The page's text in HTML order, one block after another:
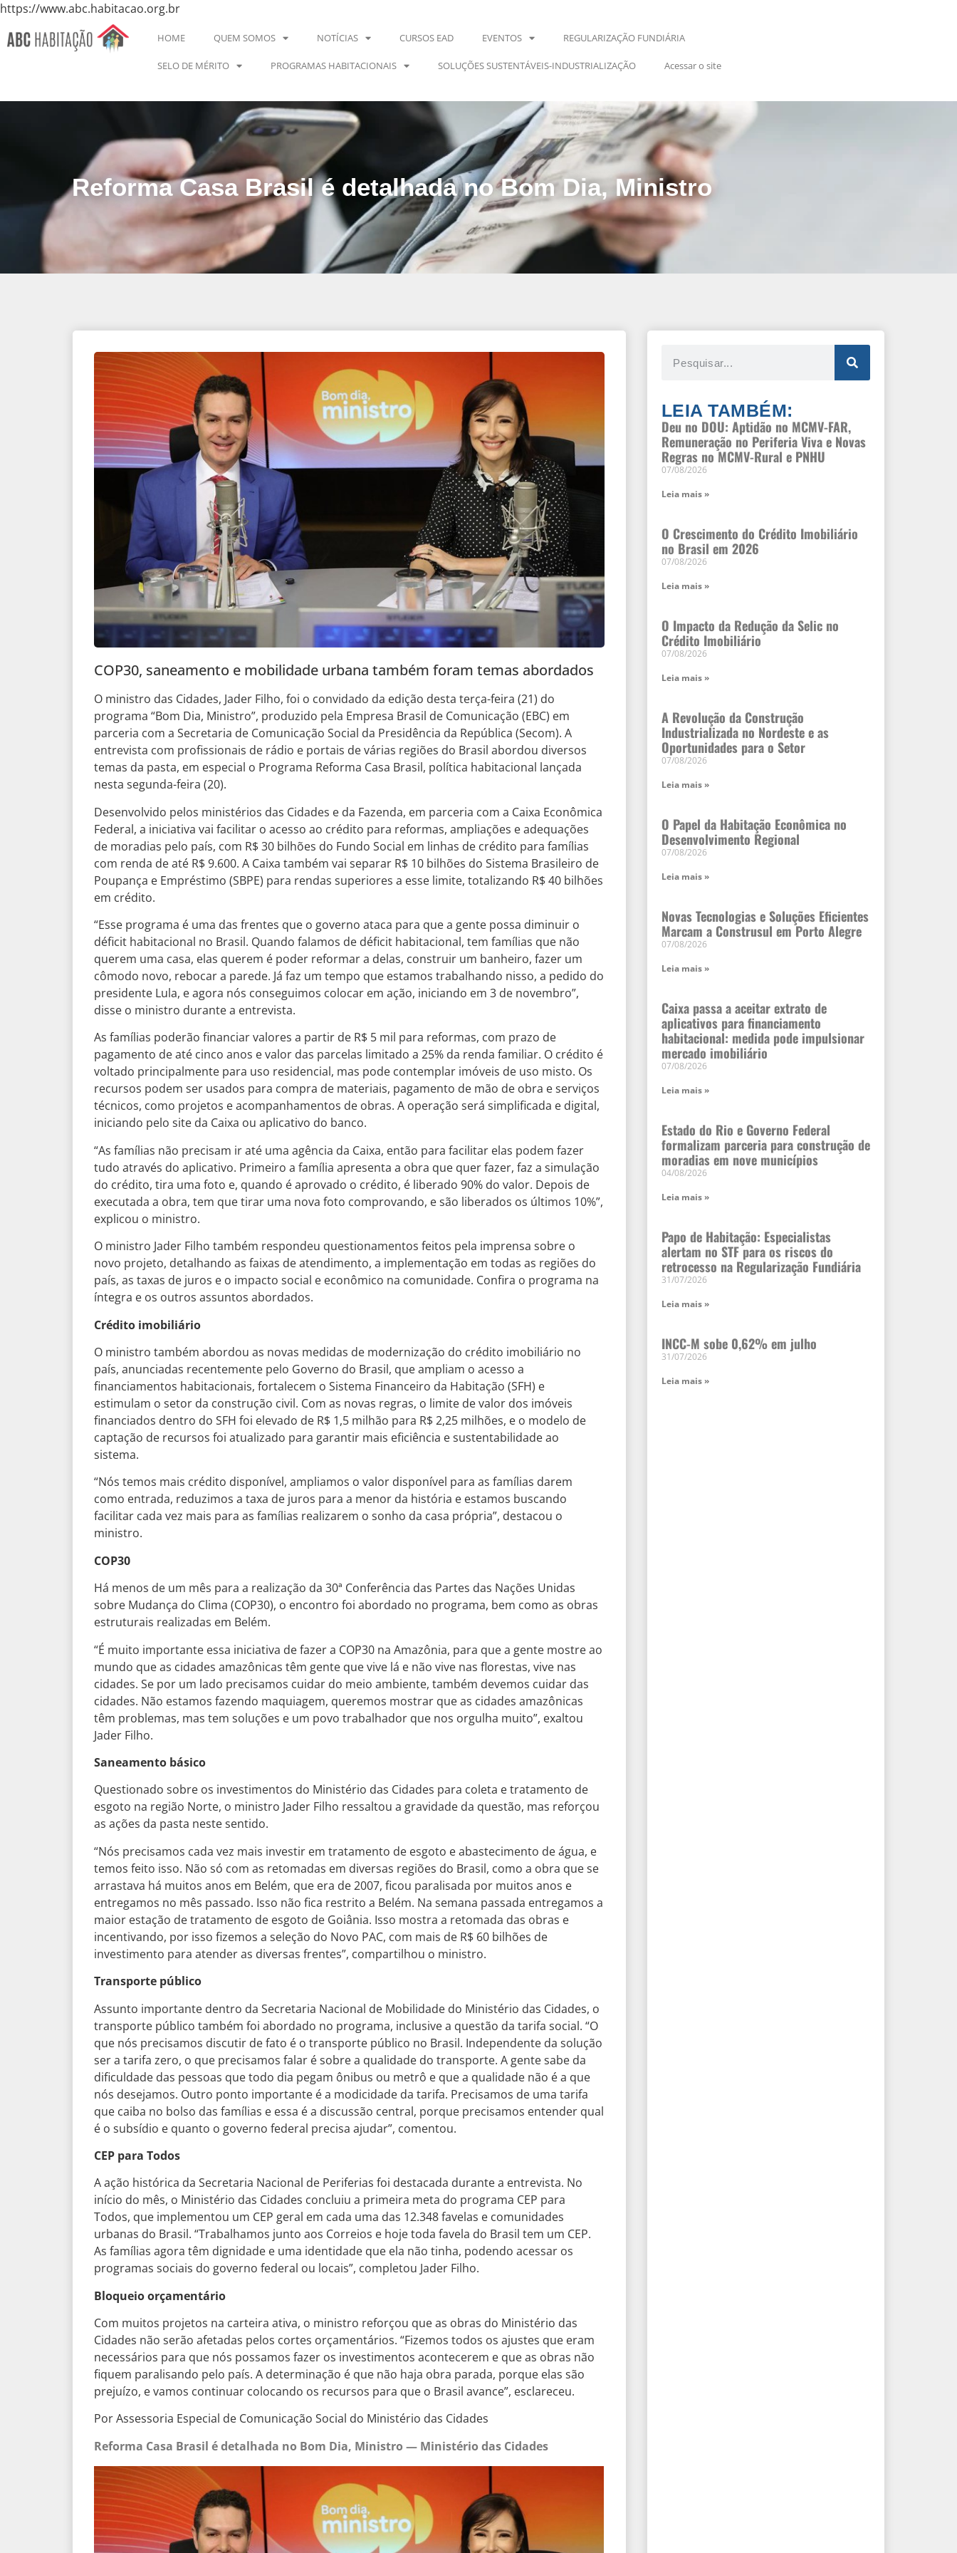
https://www.abc.habitacao.org.br
HOME QUEM SOMOS NOTÍCIAS CURSOS EAD EVENTOS REGULARIZAÇÃO FUNDIÁRIA
SELO DE MÉRITO PROGRAMAS HABITACIONAIS SOLUÇÕES SUSTENTÁVEIS-INDUSTRIALIZAÇÃO Acessar o site
Reforma Casa Brasil é detalhada no Bom Dia, Ministro
COP30, saneamento e mobilidade urbana também foram temas abordados
O ministro das Cidades, Jader Filho, foi o convidado da edição desta terça-feira (21) do
programa “Bom Dia, Ministro”, produzido pela Empresa Brasil de Comunicação (EBC) em
parceria com a Secretaria de Comunicação Social da Presidência da República (Secom). A
entrevista com profissionais de rádio e portais de várias regiões do Brasil abordou diversos
temas da pasta, em especial o Programa Reforma Casa Brasil, política habitacional lançada
nesta segunda-feira (20).
Desenvolvido pelos ministérios das Cidades e da Fazenda, em parceria com a Caixa Econômica
Federal, a iniciativa vai facilitar o acesso ao crédito para reformas, ampliações e adequações
de moradias pelo país, com R$ 30 bilhões do Fundo Social em linhas de crédito para famílias
com renda de até R$ 9.600. A Caixa também vai separar R$ 10 bilhões do Sistema Brasileiro de
Poupança e Empréstimo (SBPE) para rendas superiores a esse limite, totalizando R$ 40 bilhões
em crédito.
“Esse programa é uma das frentes que o governo ataca para que a gente possa diminuir o
déficit habitacional no Brasil. Quando falamos de déficit habitacional, tem famílias que não
querem uma casa, elas querem é poder reformar a delas, construir um banheiro, fazer um
cômodo novo, rebocar a parede. Já faz um tempo que estamos trabalhando nisso, a pedido do
presidente Lula, e agora nós conseguimos colocar em ação, iniciando em 3 de novembro”,
disse o ministro durante a entrevista.
As famílias poderão financiar valores a partir de R$ 5 mil para reformas, com prazo de
pagamento de até cinco anos e valor das parcelas limitado a 25% da renda familiar. O crédito é
voltado principalmente para uso residencial, mas pode contemplar imóveis de uso misto. Os
recursos podem ser usados para compra de materiais, pagamento de mão de obra e serviços
técnicos, como projetos e acompanhamentos de obras. A operação será simplificada e digital,
iniciando pelo site da Caixa ou aplicativo do banco.
“As famílias não precisam ir até uma agência da Caixa, então para facilitar elas podem fazer
tudo através do aplicativo. Primeiro a família apresenta a obra que quer fazer, faz a simulação
do crédito, tira uma foto e, quando é aprovado o crédito, é liberado 90% do valor. Depois de
executada a obra, tem que tirar uma nova foto comprovando, e são liberados os últimos 10%”,
explicou o ministro.
O ministro Jader Filho também respondeu questionamentos feitos pela imprensa sobre o
novo projeto, detalhando as faixas de atendimento, a implementação em todas as regiões do
país, as taxas de juros e o impacto social e econômico na comunidade. Confira o programa na
íntegra e os outros assuntos abordados.
Crédito imobiliário
O ministro também abordou as novas medidas de modernização do crédito imobiliário no
país, anunciadas recentemente pelo Governo do Brasil, que ampliam o acesso a
financiamentos habitacionais, fortalecem o Sistema Financeiro da Habitação (SFH) e
estimulam o setor da construção civil. Com as novas regras, o limite de valor dos imóveis
financiados dentro do SFH foi elevado de R$ 1,5 milhão para R$ 2,25 milhões, e o modelo de
captação de recursos foi atualizado para garantir mais eficiência e sustentabilidade ao
sistema.
“Nós temos mais crédito disponível, ampliamos o valor disponível para as famílias darem
como entrada, reduzimos a taxa de juros para a menor da história e estamos buscando
facilitar cada vez mais para as famílias realizarem o sonho da casa própria”, destacou o
ministro.
COP30
Há menos de um mês para a realização da 30ª Conferência das Partes das Nações Unidas
sobre Mudança do Clima (COP30), o encontro foi abordado no programa, bem como as obras
estruturais realizadas em Belém.
“É muito importante essa iniciativa de fazer a COP30 na Amazônia, para que a gente mostre ao
mundo que as cidades amazônicas têm gente que vive lá e não vive nas florestas, vive nas
cidades. Se por um lado precisamos cuidar do meio ambiente, também devemos cuidar das
cidades. Não estamos fazendo maquiagem, queremos mostrar que as cidades amazônicas
têm problemas, mas tem soluções e um povo trabalhador que nos orgulha muito”, exaltou
Jader Filho.
Saneamento básico
Questionado sobre os investimentos do Ministério das Cidades para coleta e tratamento de
esgoto na região Norte, o ministro Jader Filho ressaltou a gravidade da questão, mas reforçou
as ações da pasta neste sentido.
“Nós precisamos cada vez mais investir em tratamento de esgoto e abastecimento de água, e
temos feito isso. Não só com as retomadas em diversas regiões do Brasil, como a obra que se
arrastava há muitos anos em Belém, que era de 2007, ficou paralisada por muitos anos e
entregamos no mês passado. Isso não fica restrito a Belém. Na semana passada entregamos a
maior estação de tratamento de esgoto de Goiânia. Isso mostra a retomada das obras e
incentivando, por isso fizemos a seleção do Novo PAC, com mais de R$ 60 bilhões de
investimento para atender as diversas frentes”, compartilhou o ministro.
Transporte público
Assunto importante dentro da Secretaria Nacional de Mobilidade do Ministério das Cidades, o
transporte público também foi abordado no programa, inclusive a questão da tarifa social. “O
que nós precisamos discutir de fato é o transporte público no Brasil. Independente da solução
ser a tarifa zero, o que precisamos falar é sobre a qualidade do transporte. A gente sabe da
dificuldade das pessoas que todo dia pegam ônibus ou metrô e que a qualidade não é a que
nós desejamos. Outro ponto importante é a modicidade da tarifa. Precisamos de uma tarifa
que caiba no bolso das famílias e essa é a discussão central, porque precisamos entender qual
é o subsídio e quanto o governo federal precisa ajudar”, comentou.
CEP para Todos
A ação histórica da Secretaria Nacional de Periferias foi destacada durante a entrevista. No
início do mês, o Ministério das Cidades concluiu a primeira meta do programa CEP para
Todos, que implementou um CEP geral em cada uma das 12.348 favelas e comunidades
urbanas do Brasil. “Trabalhamos junto aos Correios e hoje toda favela do Brasil tem um CEP.
As famílias agora têm dignidade e uma identidade que ela não tinha, podendo acessar os
programas sociais do governo federal ou locais”, completou Jader Filho.
Bloqueio orçamentário
Com muitos projetos na carteira ativa, o ministro reforçou que as obras do Ministério das
Cidades não serão afetadas pelos cortes orçamentários. “Fizemos todos os ajustes que eram
necessários para que nós possamos fazer os investimentos acontecerem e que as obras não
fiquem paralisando pelo país. A determinação é que não haja obra parada, porque elas são
prejuízo, e vamos continuar colocando os recursos para que o Brasil avance”, esclareceu.
Por Assessoria Especial de Comunicação Social do Ministério das Cidades
Reforma Casa Brasil é detalhada no Bom Dia, Ministro — Ministério das Cidades
LEIA TAMBÉM:
Deu no DOU: Aptidão no MCMV-FAR,
Remuneração no Periferia Viva e Novas
Regras no MCMV-Rural e PNHU
07/08/2026
Leia mais »
O Crescimento do Crédito Imobiliário
no Brasil em 2026
07/08/2026
Leia mais »
O Impacto da Redução da Selic no
Crédito Imobiliário
07/08/2026
Leia mais »
A Revolução da Construção
Industrializada no Nordeste e as
Oportunidades para o Setor
07/08/2026
Leia mais »
O Papel da Habitação Econômica no
Desenvolvimento Regional
07/08/2026
Leia mais »
Novas Tecnologias e Soluções Eficientes
Marcam a Construsul em Porto Alegre
07/08/2026
Leia mais »
Caixa passa a aceitar extrato de
aplicativos para financiamento
habitacional: medida pode impulsionar
mercado imobiliário
07/08/2026
Leia mais »
Estado do Rio e Governo Federal
formalizam parceria para construção de
moradias em nove municípios
04/08/2026
Leia mais »
Papo de Habitação: Especialistas
alertam no STF para os riscos do
retrocesso na Regularização Fundiária
31/07/2026
Leia mais »
INCC-M sobe 0,62% em julho
31/07/2026
Leia mais »